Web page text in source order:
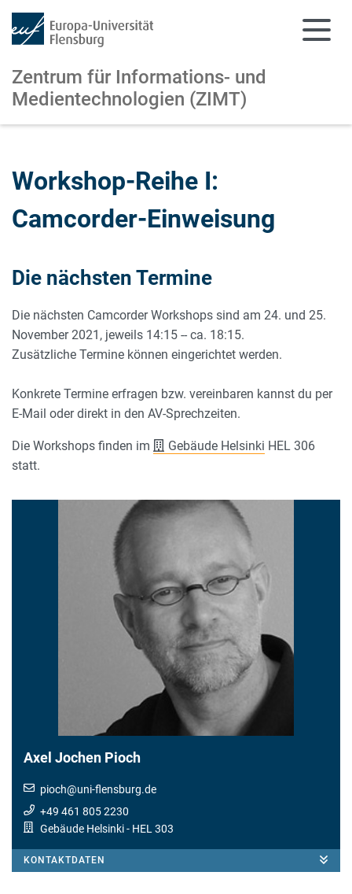
Zentrum für Informations- und
Medientechnologien (ZIMT)
Workshop-Reihe I:
Camcorder-Einweisung
Die nächsten Termine
Die nächsten Camcorder Workshops sind am 24. und 25.
November 2021, jeweils 14:15 -- ca. 18:15.
Zusätzliche Termine können eingerichtet werden.
Konkrete Termine erfragen bzw. vereinbaren kannst du per
E-Mail oder direkt in den AV-Sprechzeiten.
Die Workshops finden im Gebäude Helsinki HEL 306
statt.
Axel Jochen Pioch
pioch@uni-flensburg.de
+49 461 805 2230
Gebäude Helsinki- HEL 303
KONTAKTDATEN